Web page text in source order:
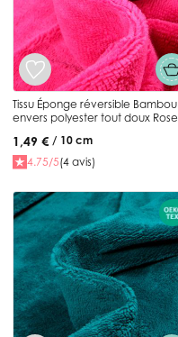
Tissu Éponge réversible Bambou
envers polyester tout doux Rose
1,49 € / 10 cm
4.75/5(4 avis)